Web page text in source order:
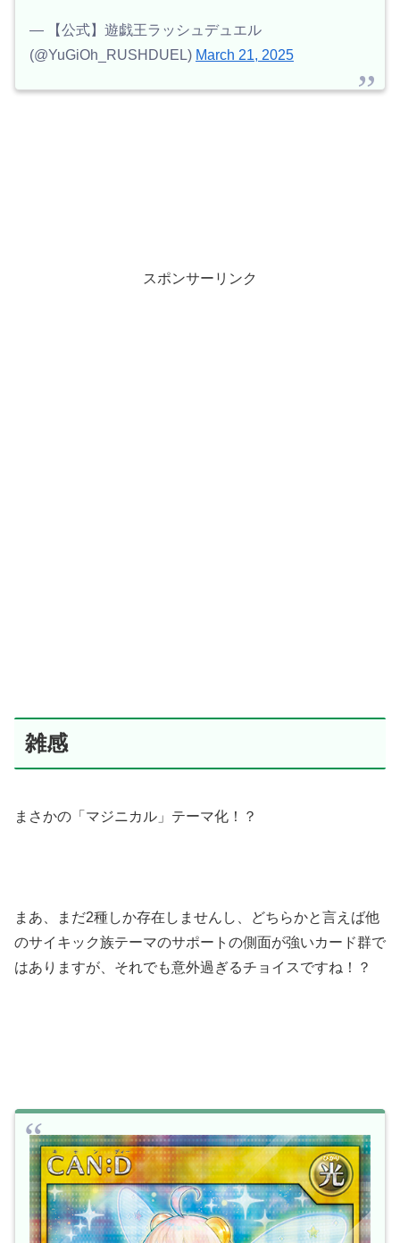
— 【公式】遊戯王ラッシュデュエル
(@YuGiOh_RUSHDUEL) March 21, 2025
スポンサーリンク
雑感
まさかの「マジニカル」テーマ化！？
まあ、まだ2種しか存在しませんし、どちらかと言えば他
のサイキック族テーマのサポートの側面が強いカード群で
はありますが、それでも意外過ぎるチョイスですね！？